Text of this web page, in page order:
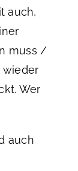
auch,
muss /
wieder
Wer
auch